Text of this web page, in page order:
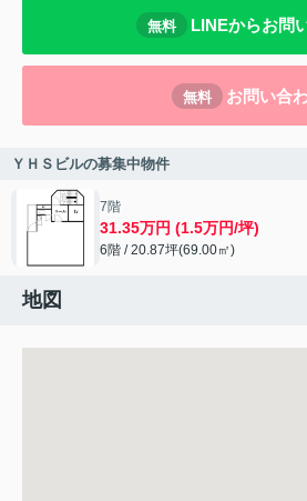
無料 LINEからお問
無料 お問い合
ＹＨＳビルの募集中物件
7階
31.35万円 (1.5万円/坪)
6階 / 20.87坪(69.00㎡)
地図